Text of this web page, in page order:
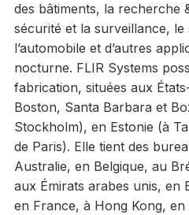
des bâtiments, la recherche
sécurité et la surveillance, le
l’automobile et d’autres
nocturne. FLIR Systems
fabrication, situées aux
Boston, Santa Barbara et
Stockholm), en Estonie (à
de Paris). Elle tient des
Australie, en Belgique, au
aux Émirats arabes unis, en
en France, à Hong Kong,